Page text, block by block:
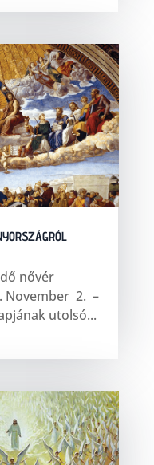
nővér
November 2. –
utolsó...